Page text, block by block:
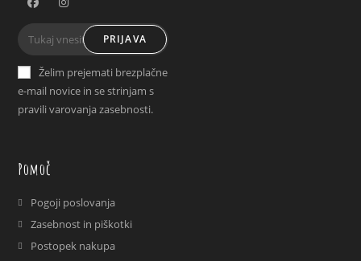
PRIJAVA
Želim prejemati brezplačne
e-mail novice in se strinjam s
pravili varovanja zasebnosti.
Pomoč
Pogoji poslovanja
Zasebnost in piškotki
Postopek nakupa